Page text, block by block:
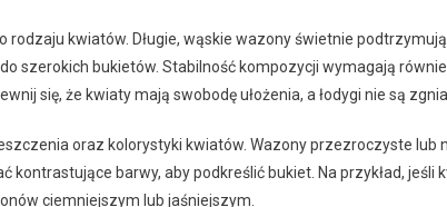
rodzaju kwiatów. Długie, wąskie wazony świetnie
szerokich bukietów. Stabilność kompozycji wymagają
się, że kwiaty mają swobodę ułożenia, a łodygi nie są
oraz kolorystyki kwiatów. Wazony przezroczyste lub
barwy, aby podkreślić bukiet. Na przykład, jeśli
ciemniejszym lub jaśniejszym.